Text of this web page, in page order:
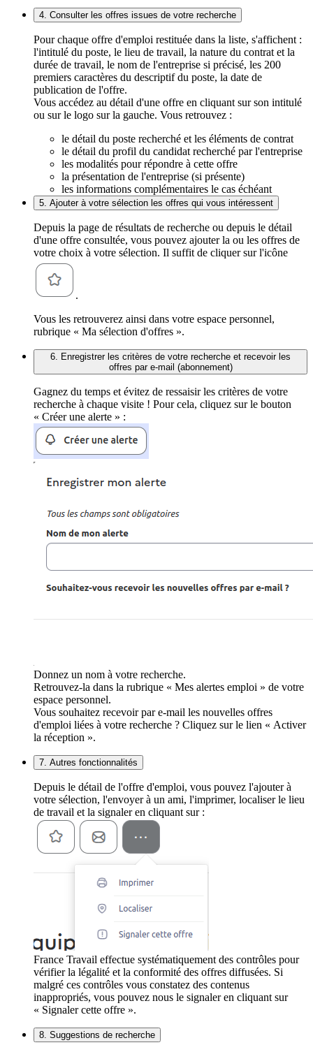
4. Consulter les offres issues de votre recherche
Pour chaque offre d'emploi restituée dans la liste, s'affichent :
l'intitulé du poste, le lieu de travail, la nature du contrat et la
durée de travail, le nom de l'entreprise si précisé, les 200
premiers caractères du descriptif du poste, la date de
publication de l'offre.
Vous accédez au détail d'une offre en cliquant sur son intitulé
ou sur le logo sur la gauche. Vous retrouvez :
le détail du poste recherché et les éléments de contrat
le détail du profil du candidat recherché par l'entreprise
les modalités pour répondre à cette offre
la présentation de l'entreprise (si présente)
les informations complémentaires le cas échéant
5. Ajouter à votre sélection les offres qui vous intéressent
Depuis la page de résultats de recherche ou depuis le détail
d'une offre consultée, vous pouvez ajouter la ou les offres de
votre choix à votre sélection. Il suffit de cliquer sur l'icône
.
Vous les retrouverez ainsi dans votre espace personnel,
rubrique « Ma sélection d'offres ».
6. Enregistrer les critères de votre recherche et recevoir les
offres par e-mail (abonnement)
Gagnez du temps et évitez de ressaisir les critères de votre
recherche à chaque visite ! Pour cela, cliquez sur le bouton
« Créer une alerte » :
Donnez un nom à votre recherche.
Retrouvez-la dans la rubrique « Mes alertes emploi » de votre
espace personnel.
Vous souhaitez recevoir par e-mail les nouvelles offres
d'emploi liées à votre recherche ? Cliquez sur le lien « Activer
la réception ».
7. Autres fonctionnalités
Depuis le détail de l'offre d'emploi, vous pouvez l'ajouter à
votre sélection, l'envoyer à un ami, l'imprimer, localiser le lieu
de travail et la signaler en cliquant sur :
France Travail effectue systématiquement des contrôles pour
vérifier la légalité et la conformité des offres diffusées. Si
malgré ces contrôles vous constatez des contenus
inappropriés, vous pouvez nous le signaler en cliquant sur
« Signaler cette offre ».
8. Suggestions de recherche